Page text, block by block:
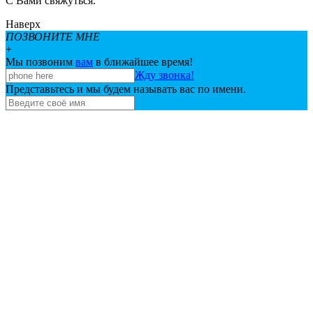
Наверх
ПОЗВОНИТЕ МНЕ
+
Мы позвоним вам в ближайшее время!
Жду звонка!
Представьтесь и мы будем называть вас по имени.